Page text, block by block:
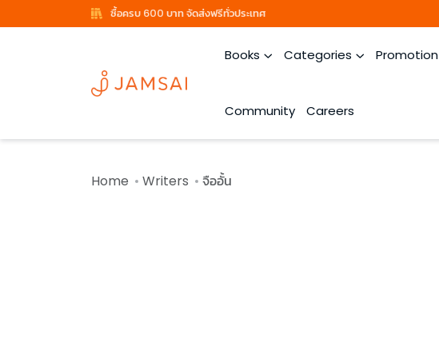
ซื้อครบ 600 บาท จัดส่งฟรีทั่วประเทศ
Books Categories Promotion
Community Careers
Home Writers จืออั้น